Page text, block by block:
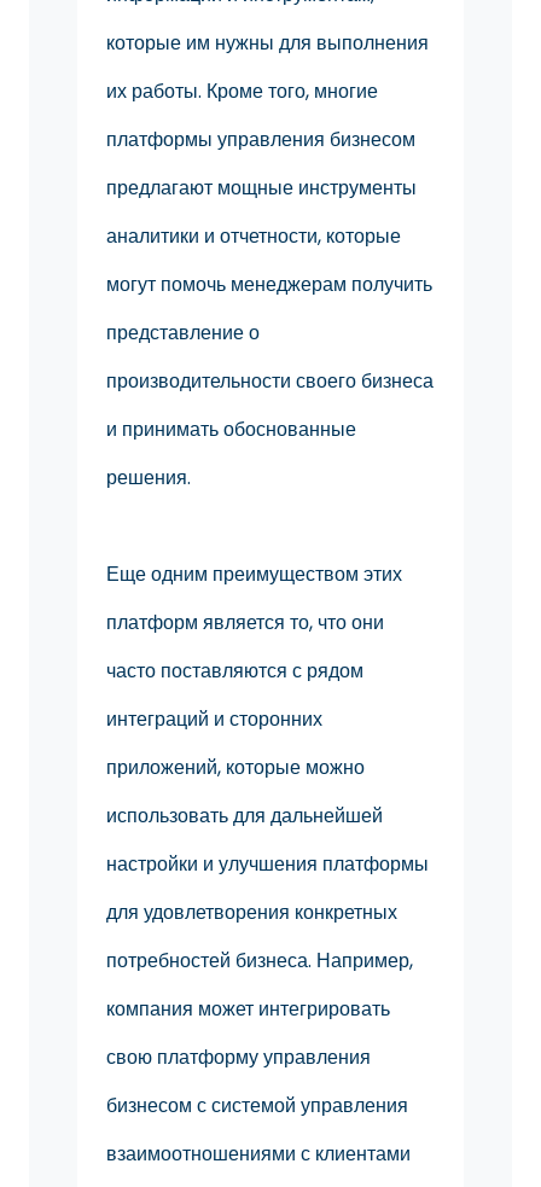
которые им нужны для выполнения
их работы. Кроме того, многие
платформы управления бизнесом
предлагают мощные инструменты
аналитики и отчетности, которые
могут помочь менеджерам получить
представление о
производительности своего бизнеса
и принимать обоснованные
решения.
Еще одним преимуществом этих
платформ является то, что они
часто поставляются с рядом
интеграций и сторонних
приложений, которые можно
использовать для дальнейшей
настройки и улучшения платформы
для удовлетворения конкретных
потребностей бизнеса. Например,
компания может интегрировать
свою платформу управления
бизнесом с системой управления
взаимоотношениями с клиентами